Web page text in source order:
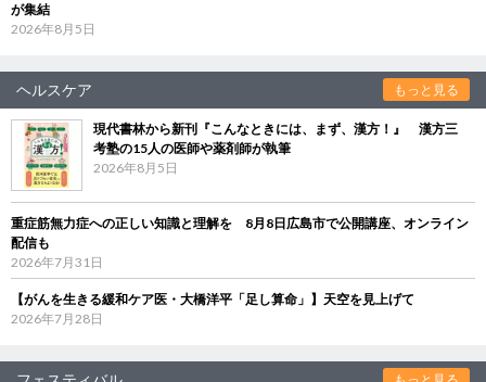
が集結
2026年8月5日
ヘルスケア もっと見る
現代書林から新刊『こんなときには、まず、漢方！』 漢方三
考塾の15人の医師や薬剤師が執筆
2026年8月5日
重症筋無力症への正しい知識と理解を 8月8日広島市で公開講座、オンライン
配信も
2026年7月31日
【がんを生きる緩和ケア医・大橋洋平「足し算命」】天空を見上げて
2026年7月28日